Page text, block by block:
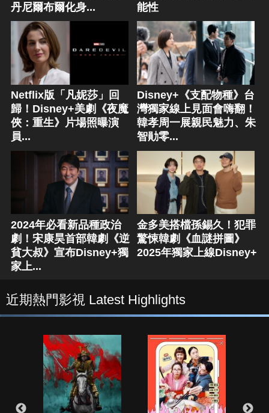
丹尼爾布爾化身...
能性
Netflix版「凡妮莎」回
歸！Disney+美劇《夜魔
俠：重生》片場照曝演
員...
Disney+《支配物種》台
灣獨家線上見面會嗨翻！
韓孝周一展親民魅力、朱
智勛零...
2024年必看新品種政治
劇！宋康昊首部韓劇《逆
貧大叔》宣布Disney+獨
家上...
金多美搭檔孫錫久！犯罪
驚悚韓劇《血謎拼圖》
2025年獨家上線Disney+
近期熱門影視 Latest Highlights